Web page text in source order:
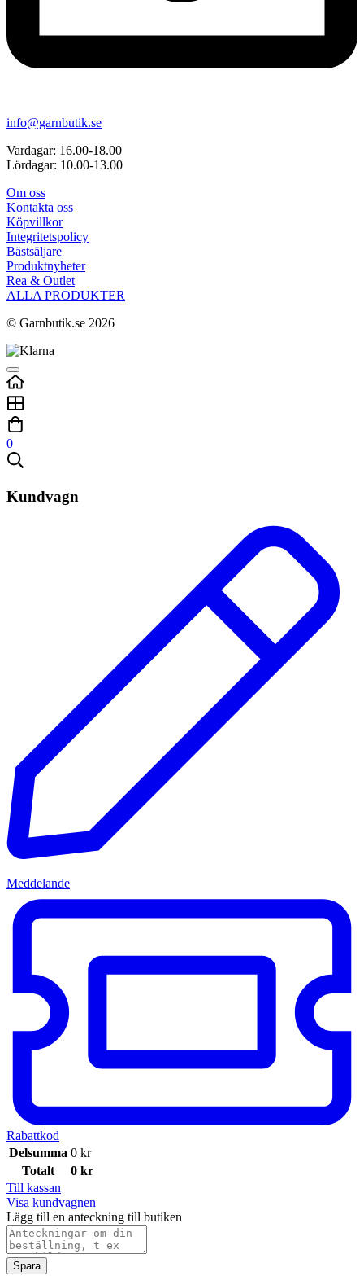
info@garnbutik.se
Vardagar: 16.00-18.00
Lördagar: 10.00-13.00
Om oss
Kontakta oss
Köpvillkor
Integritetspolicy
Bästsäljare
Produktnyheter
Rea & Outlet
ALLA PRODUKTER
© Garnbutik.se 2026
0
Kundvagn
Meddelande
Rabattkod
Delsumma 0 kr
Totalt
0 kr
Till kassan
Visa kundvagnen
Lägg till en anteckning till butiken
Spara